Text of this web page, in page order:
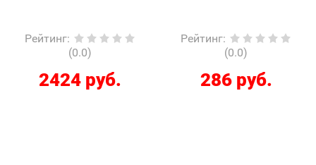
Рейтинг:
(0.0)
2424 руб.
Рейтинг:
(0.0)
286 руб.